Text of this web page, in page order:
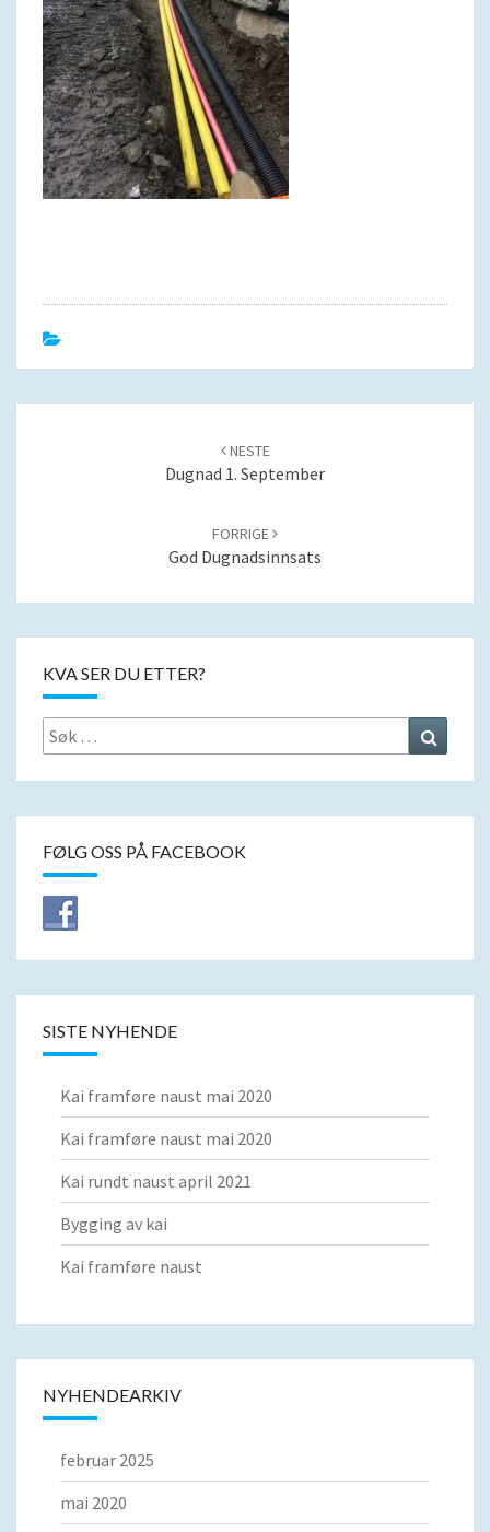
NESTE
Dugnad 1. September
FORRIGE
God Dugnadsinnsats
KVA SER DU ETTER?
Search
for:
FØLG OSS PÅ FACEBOOK
SISTE NYHENDE
Kai framføre naust mai 2020
Kai framføre naust mai 2020
Kai rundt naust april 2021
Bygging av kai
Kai framføre naust
NYHENDEARKIV
februar 2025
mai 2020